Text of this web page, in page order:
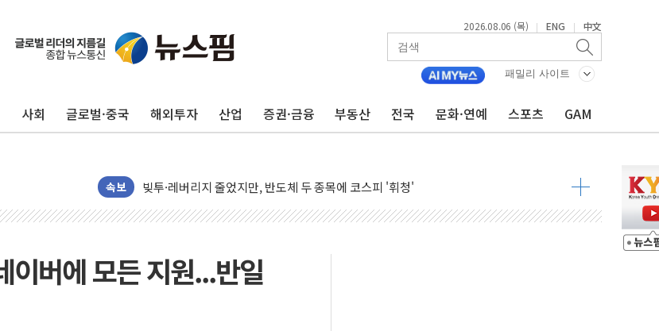
2026.08.06 (목) | ENG | 中文
패밀리 사이트
사회 글로벌·중국 해외투자 산업 증권·금융 부동산 전국 문화·연예 스포츠 GAM
속보
해군과 함께하는 '불금전파, 송정' 시즌2
강원도 폭염특보 11일째…온열질환·가축 피해 최소화 '총력 대응'
[르포] 39도 폭염 속 잠실 개표소 시위 '62일째'..."대부분 여기서 상주"
양주 가전제품 창고서 화재…차량 3대·건물 1동 전소
[2보] 북한, 원산서 동해상 단거리 탄도미사일 발사
법원, '관저 이전 봐주기 감사' 유병호 구속적부심 기각
성폭력 피해자 보호단체, 경찰수사개혁위에 보완수사권 폐지 우려 전달
버에 모든 지원...반일